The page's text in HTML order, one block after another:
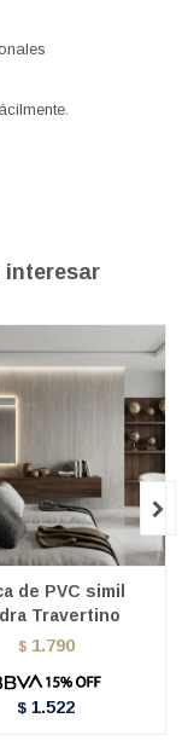
interesar
de PVC simil
Travertino
$ 1.790
$ 1.522
